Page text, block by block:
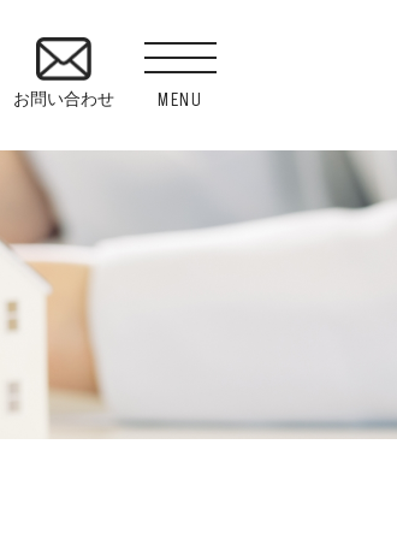
お問い合わせ MENU